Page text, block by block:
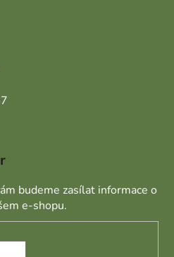
budeme zasílat informace o
e-shopu.